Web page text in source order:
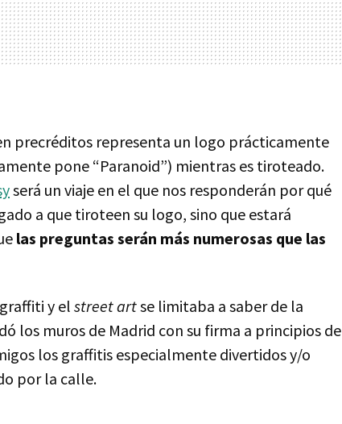
precréditos representa un logo prácticamente
pone “Paranoid”) mientras es tiroteado.
será un viaje en el que nos responderán por qué
a que tiroteen su logo, sino que estará
las preguntas serán más numerosas que las
y elstreet artse limitaba a saber de la
los muros de Madrid con su firma a principios de
los graffitis especialmente divertidos y/o
por la calle.